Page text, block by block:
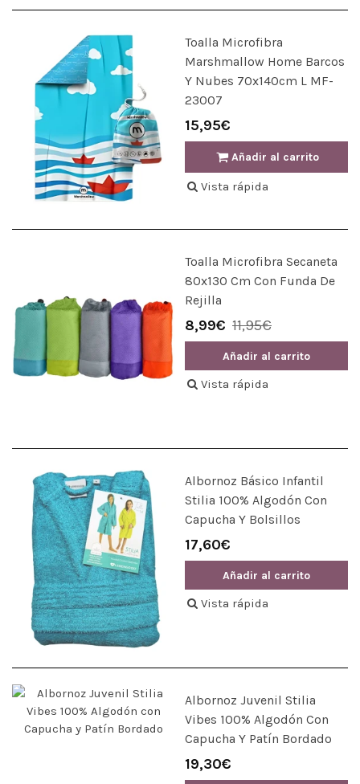
Toalla Microfibra
Marshmallow Home Barcos
Y Nubes 70x140cm L MF-
23007
15,95€
Añadir al carrito
Vista rápida
Toalla Microfibra Secaneta
80x130 Cm Con Funda De
Rejilla
8,99€ 11,95€
Añadir al carrito
Vista rápida
Albornoz Básico Infantil
Stilia 100% Algodón Con
Capucha Y Bolsillos
17,60€
Añadir al carrito
Vista rápida
Albornoz Juvenil Stilia
Vibes 100% Algodón Con
Capucha Y Patín Bordado
19,30€